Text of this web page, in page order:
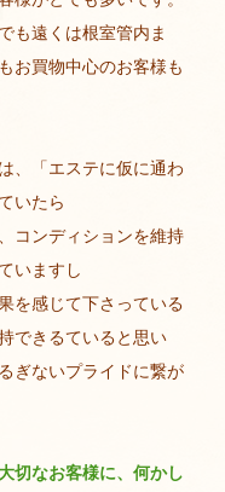
も遠くは根室管内ま
お買物中心のお客様も
、「エステに仮に通わ
いたら
コンディションを維持
いますし
を感じて下さっている
できるていると思い
ぎないプライドに繋が
切なお客様に、何かし